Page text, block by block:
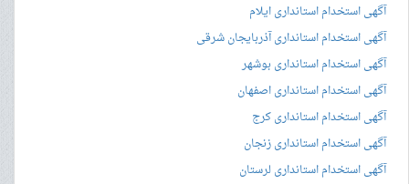
آگهی استخدام استانداری ایلام
آگهی استخدام استانداری آذربایجان شرقی
آگهی استخدام استانداری بوشهر
آگهی استخدام استانداری اصفهان
آگهی استخدام استانداری کرج
آگهی استخدام استانداری زنجان
آگهی استخدام استانداری لرستان